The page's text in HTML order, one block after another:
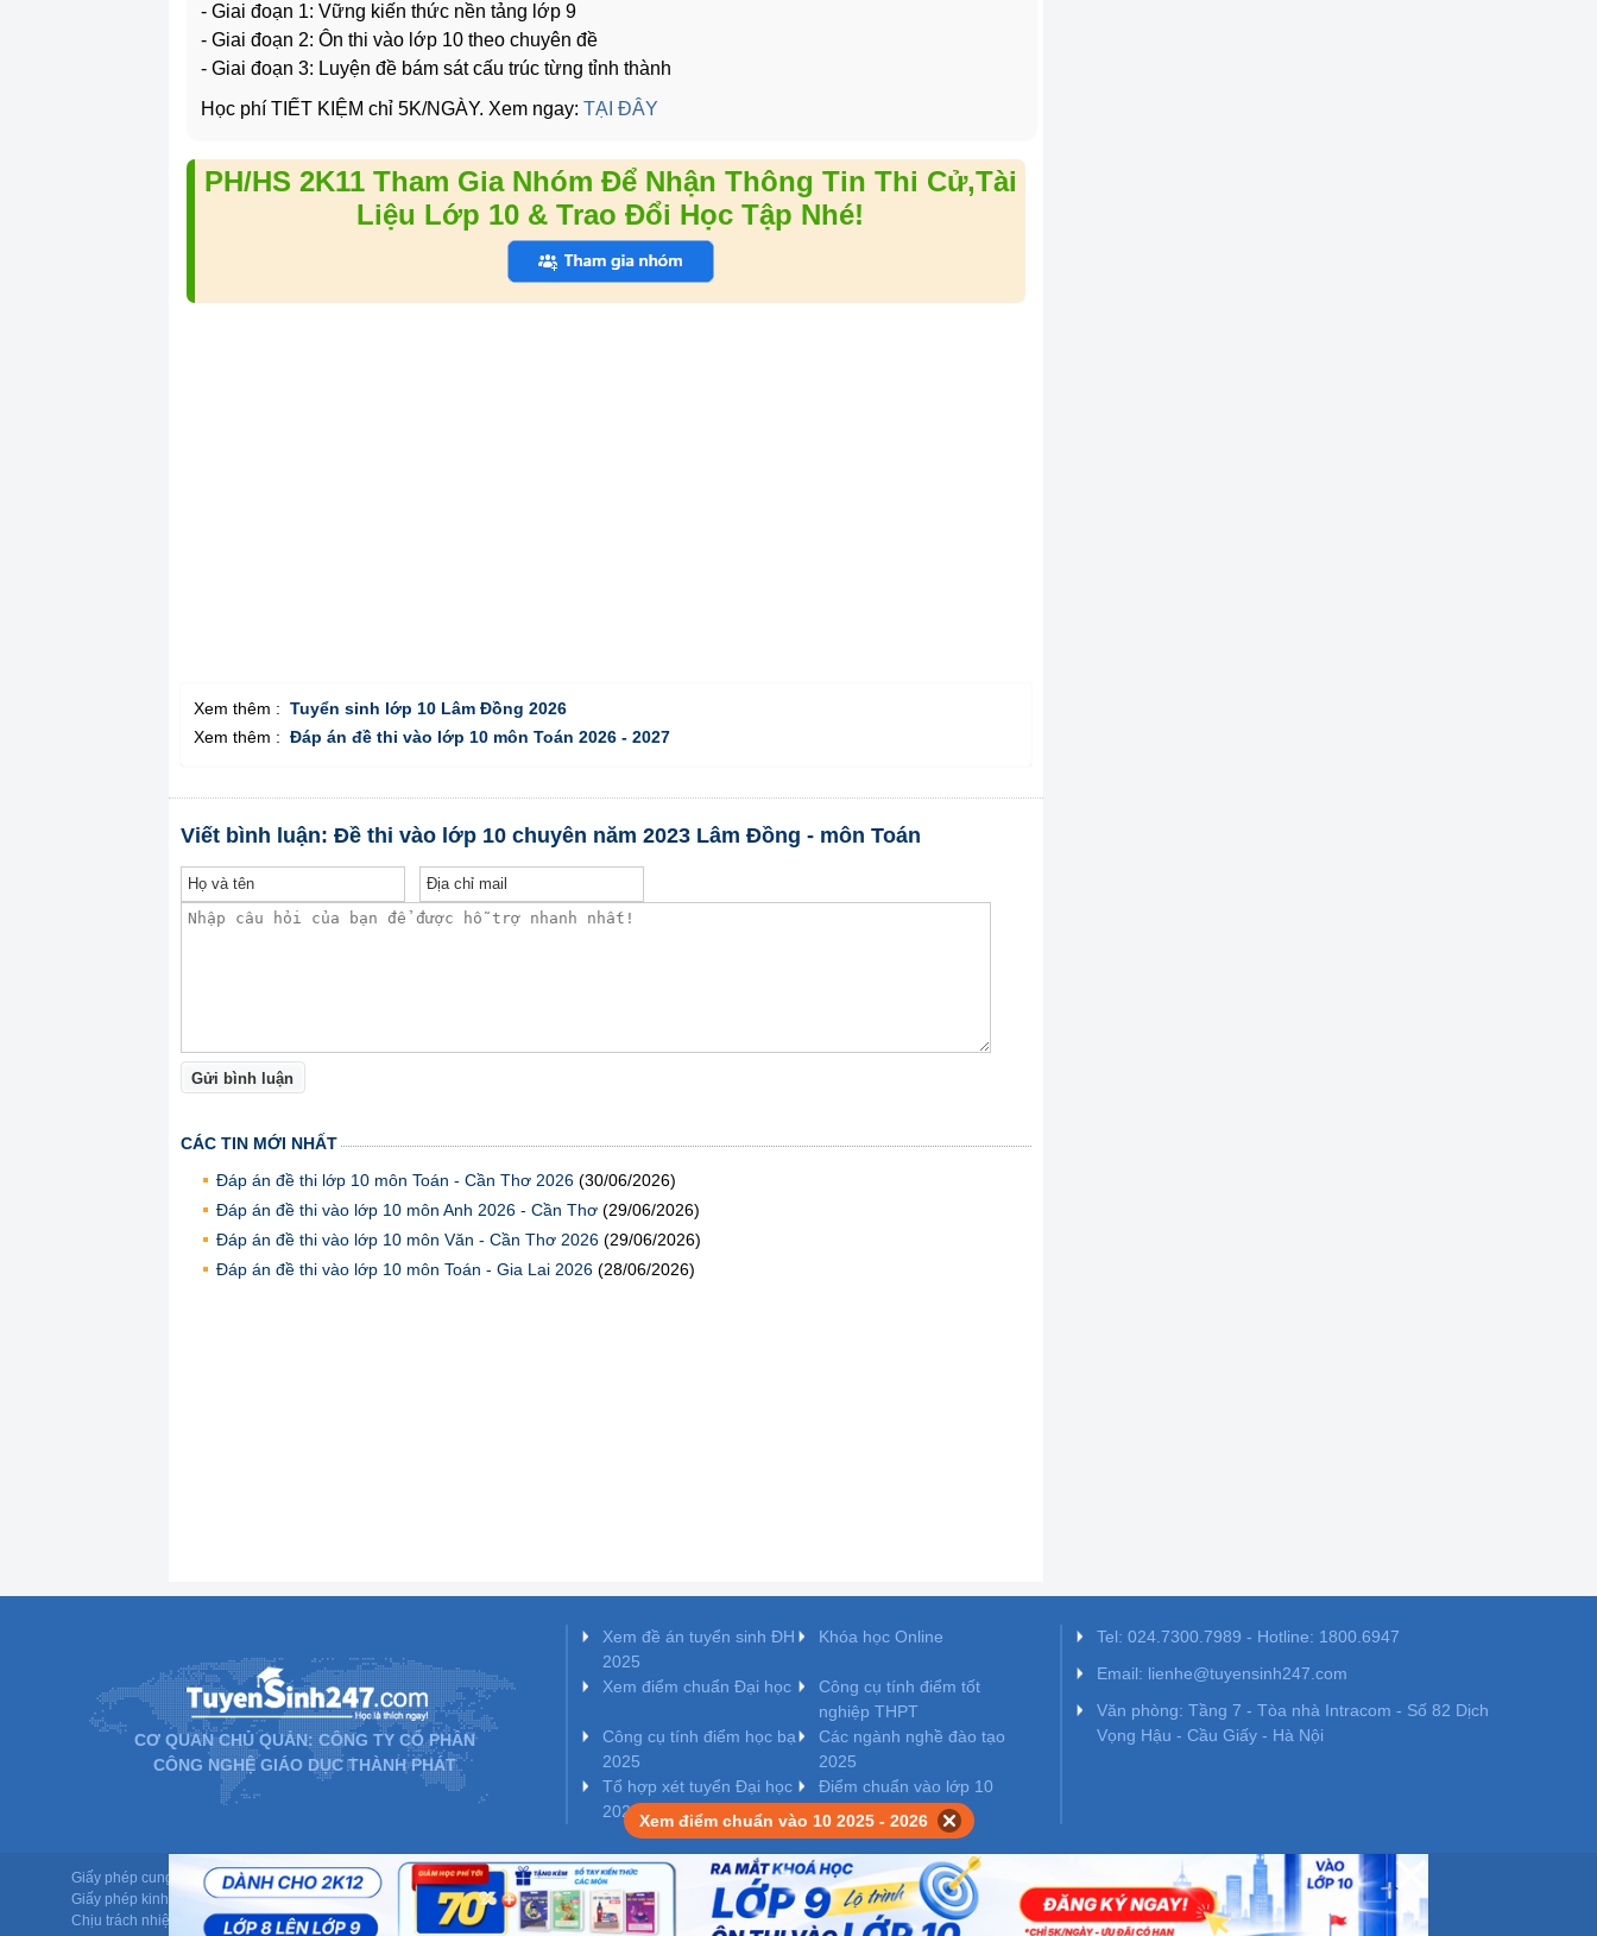
- Giai đoạn 1: Vững kiến thức nền tảng lớp 9
- Giai đoạn 2: Ôn thi vào lớp 10 theo chuyên đề
- Giai đoạn 3: Luyện đề bám sát cấu trúc từng tỉnh thành
Học phí TIẾT KIỆM chỉ 5K/NGÀY. Xem ngay: TẠI ĐÂY
PH/HS 2K11 Tham Gia Nhóm Để Nhận Thông Tin Thi Cử,Tài
Liệu Lớp 10 & Trao Đổi Học Tập Nhé!
Xem thêm : Tuyển sinh lớp 10 Lâm Đồng 2026
Xem thêm : Đáp án đề thi vào lớp 10 môn Toán 2026 - 2027
Viết bình luận: Đề thi vào lớp 10 chuyên năm 2023 Lâm Đồng - môn Toán
Gửi bình luận
CÁC TIN MỚI NHẤT
Đáp án đề thi lớp 10 môn Toán - Cần Thơ 2026 (30/06/2026)
Đáp án đề thi vào lớp 10 môn Anh 2026 - Cần Thơ (29/06/2026)
Đáp án đề thi vào lớp 10 môn Văn - Cần Thơ 2026 (29/06/2026)
Đáp án đề thi vào lớp 10 môn Toán - Gia Lai 2026 (28/06/2026)
Xem điểm chuẩn vào 10 2025 - 2026
CƠ QUAN CHỦ QUẢN: CÔNG TY CỔ PHẦN
CÔNG NGHỆ GIÁO DỤC THÀNH PHÁT
Xem đề án tuyển sinh ĐH
2025
Khóa học Online
Xem điểm chuẩn Đại học
Công cụ tính điểm tốt
nghiệp THPT
Công cụ tính điểm học bạ
2025
Các ngành nghề đào tạo
2025
Tổ hợp xét tuyển Đại học
2025
Điểm chuẩn vào lớp 10
Tel: 024.7300.7989 - Hotline: 1800.6947
Email: lienhe@tuyensinh247.com
Văn phòng: Tầng 7 - Tòa nhà Intracom - Số 82 Dịch
Vọng Hậu - Cầu Giấy - Hà Nội
Giấy phép cung cấp dịch vụ mạng xã hội trực tuyến số 337/GP-BTTTT do Bộ Thông tin và Truyền thông cấp ngày 10/07/2017.
Giấy phép kinh doanh giáo dục: MST-0106478082 do Sở Kế hoạch và Đầu tư cấp ngày 24/10/2011.
Chịu trách nhiệm nội dung: Phạm Đức Tuệ.